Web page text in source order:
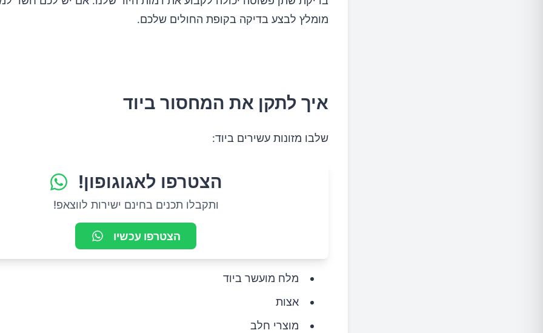
מומלץ לבצע בדיקה בקופת החולים שלכם.
איך לתקן את המחסור ביוד
שלבו מזונות עשירים ביוד:
הצטרפו לאגוגופון!
ותקבלו תכנים בחינם ישירות לווצאפ!
הצטרפו עכשיו
מלח מועשר ביוד
אצות
מוצרי חלב